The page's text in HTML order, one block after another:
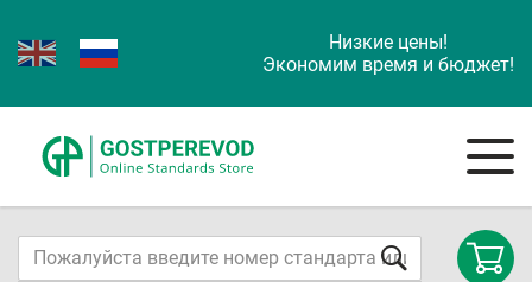
Низкие цены!
Экономим время и бюджет!